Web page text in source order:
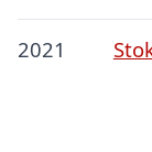
2021